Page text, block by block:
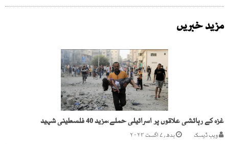
مزید خبریں
غزہ کے رہائشی علاقوں پر اسرائیلی حملے،مزید 40 فلسطینی شہید
ویب ڈیسک بدھ, ۷ اگست ۲۰۲۴